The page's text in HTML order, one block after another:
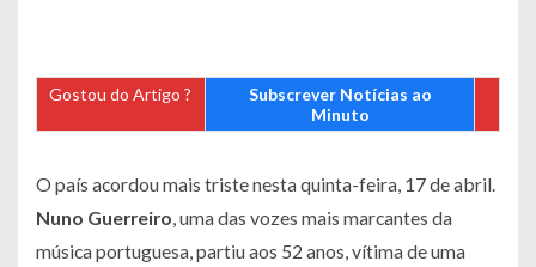
Gostou do Artigo ?
Subscrever Notícias ao
Minuto
O país acordou mais triste nesta quinta-feira, 17 de abril.
Nuno Guerreiro, uma das vozes mais marcantes da
música portuguesa, partiu aos 52 anos, vítima de uma